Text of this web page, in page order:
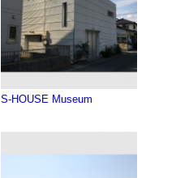
S-HOUSE Museum